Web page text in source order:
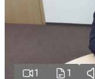
1 1